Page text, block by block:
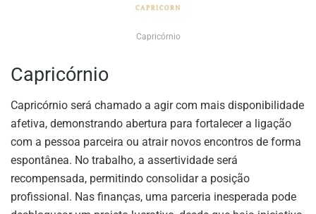
Capricórnio
Capricórnio
Capricórnio será chamado a agir com mais disponibilidade
afetiva, demonstrando abertura para fortalecer a ligação
com a pessoa parceira ou atrair novos encontros de forma
espontânea. No trabalho, a assertividade será
recompensada, permitindo consolidar a posição
profissional. Nas finanças, uma parceria inesperada pode